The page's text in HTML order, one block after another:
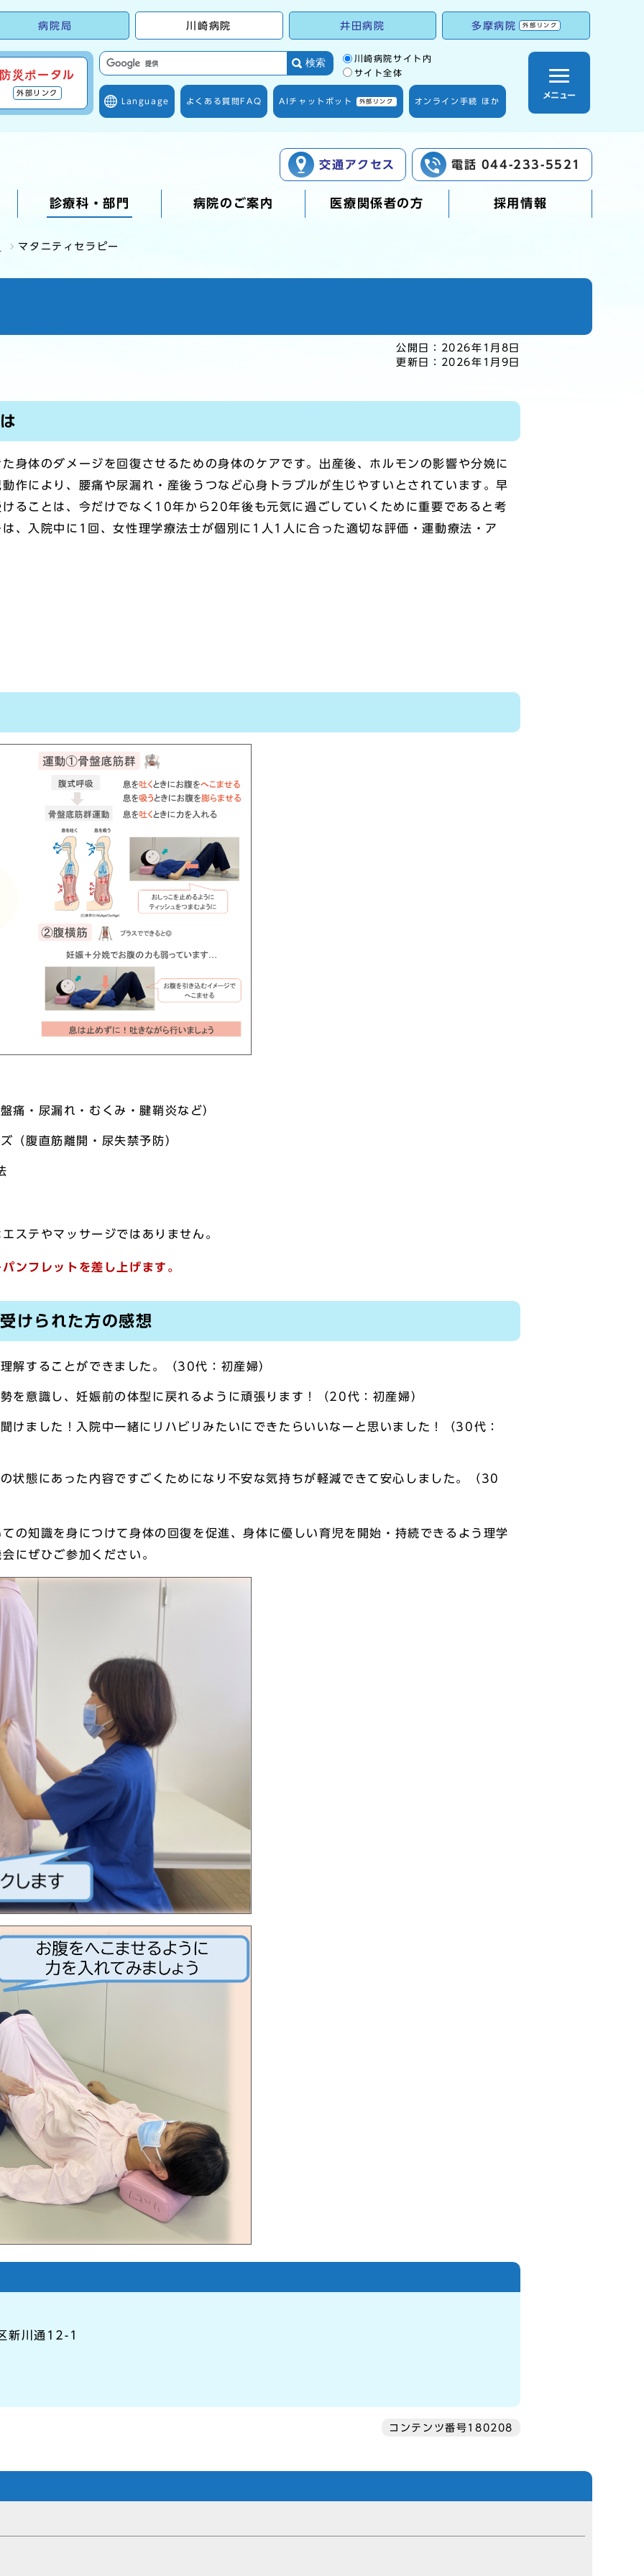
病院局 川崎病院 井田病院 多摩病院 外部リンク
防災ポータル
外部リンク
検索 サイト内検索の範囲
川崎病院サイト内
サイト全体
Language よくある質問 FAQ AIチャットボット 外部リンク オンライン手続 ほか
メニュー
交通アクセス 電話 044-233-5521
診療科・部門 病院のご案内 医療関係者の方 採用情報
マタニティセラピー
公開日：
2026年1月8日
更新日：
2026年1月9日
身体のダメージを回復させるための身体のケアです。出産後、ホルモンの影響や分娩に
作により、腰痛や尿漏れ・産後うつなど心身トラブルが生じやすいとされています。早
ることは、今だけでなく10年から20年後も元気に過ごしていくために重要であると考
、入院中に1回、女性理学療法士が個別に1人1人に合った適切な評価・運動療法・ア
痛・尿漏れ・むくみ・腱鞘炎など）
（腹直筋離開・尿失禁予防）
ステやマッサージではありません。
ンフレットを差し上げます。
けられた方の感想
解することができました。（30代：初産婦）
を意識し、妊娠前の体型に戻れるように頑張ります！（20代：初産婦）
けました！入院中一緒にリハビリみたいにできたらいいなーと思いました！（30代：
状態にあった内容ですごくためになり不安な気持ちが軽減できて安心しました。（30
の知識を身につけて身体の回復を促進、身体に優しい育児を開始・持続できるよう理学
にぜひご参加ください。
新川通12-1
コンテンツ番号180208